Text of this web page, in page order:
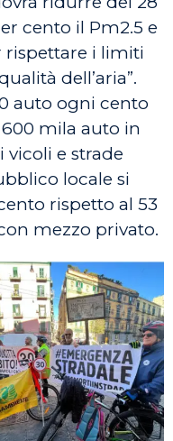
cento il Pm2.5 e
rispettare i limiti
dell’aria”.
auto ogni cento
mila auto in
vicoli e strade
locale si
rispetto al 53
mezzo privato.